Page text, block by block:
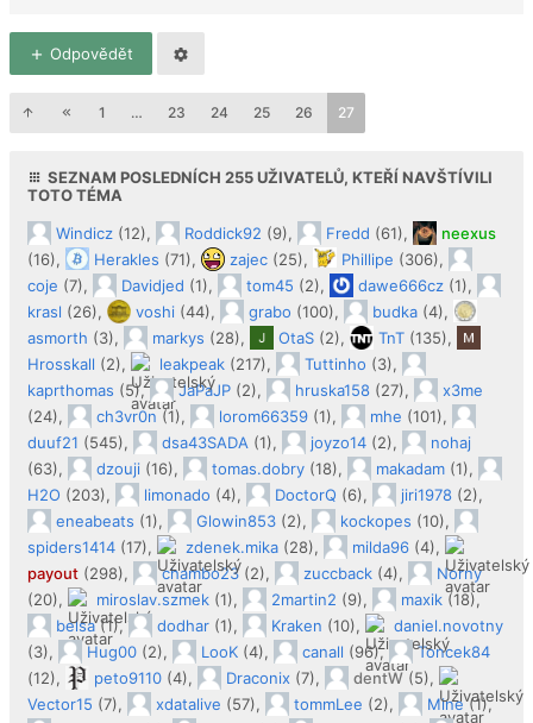
Odpovědět
1 … 23 24 25 26 27
SEZNAM POSLEDNÍCH 255UŽIVATELŮ, KTEŘÍ NAVŠTÍVILI
TOTO TÉMA
Windicz (12), Roddick92 (9), Fredd (61),
neexus
(16),
Herakles (71), zajec (25), Phillipe (306),
coje (7), Davidjed (1), tom45 (2), dawe666cz (1),
krasl (26), voshi (44), grabo (100), budka (4),
asmorth (3), markys (28), OtaS (2), TnT (135),
Hrosskall (2), leakpeak (217), Tuttinho (3),
kaprthomas (5), JaPaJP (2), hruska158 (27),
x3me
(24),
ch3vr0n(1), lorom66359 (1), mhe (101),
duuf21 (545), dsa43SADA (1), joyzo14 (2),
nohaj
(63),
dzouji (16), tomas.dobry (18), makadam (1),
H2O (203), limonado (4), DoctorQ (6), jiri1978 (2),
eneabeats (1), Glowin853 (2), kockopes (10),
spiders1414 (17), zdenek.mika (28), milda96 (4),
payout (298), chambo23(2), zuccback (4),
Norny
(20),
miroslav.szmek (1), 2martin2 (9), maxik(18),
belsa(1), dodhar (1), Kraken (10),
daniel.novotny
(3),
Hug00 (2), LooK (4), canall (96),
Toncek84
(12),
peto9110 (4), Draconix (7), dentW(5),
Vector15 (7), xdatalive (57), tommLee (2), Mine(1),